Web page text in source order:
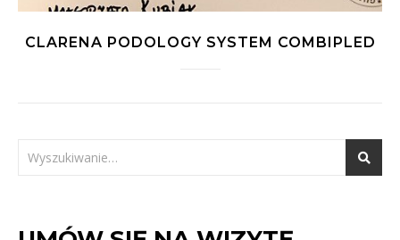
CLARENA PODOLOGY SYSTEM COMBIPLED